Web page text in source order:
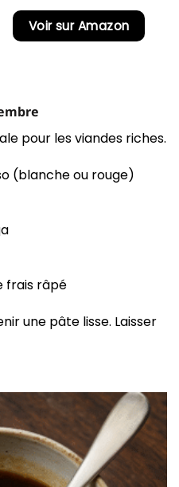
Voir sur Amazon
pour les viandes riches.
(blanche ou rouge)
frais râpé
une pâte lisse. Laisser